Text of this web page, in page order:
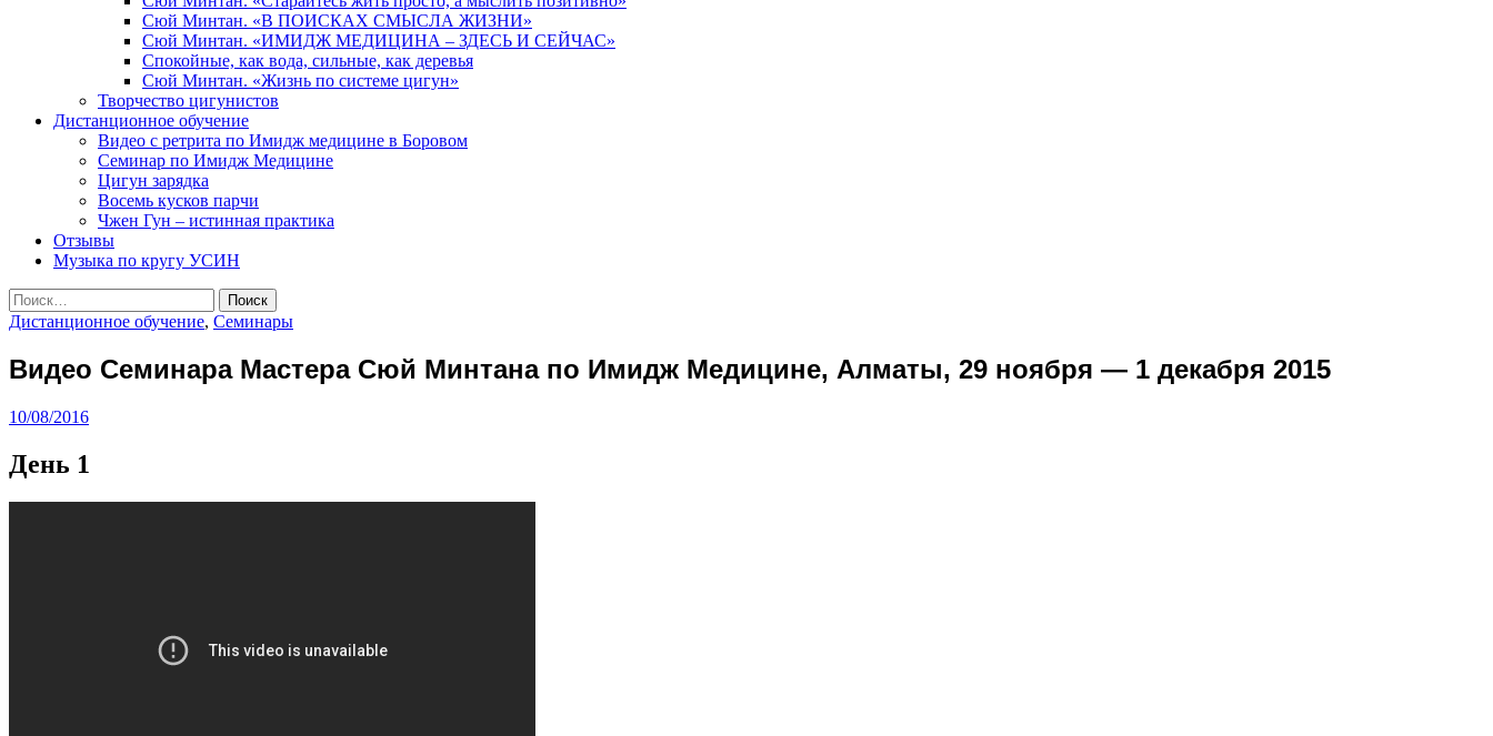
Сюй Минтан. «В ПОИСКАХ СМЫСЛА ЖИЗНИ»
Сюй Минтан. «ИМИДЖ МЕДИЦИНА – ЗДЕСЬ И СЕЙЧАС»
Спокойные, как вода, сильные, как деревья
Сюй Минтан. «Жизнь по системе цигун»
Творчество цигунистов
Дистанционное обучение
Видео с ретрита по Имидж медицине в Боровом
Семинар по Имидж Медицине
Цигун зарядка
Восемь кусков парчи
Чжен Гун – истинная практика
Отзывы
Музыка по кругу УСИН
Найти:
Дистанционное обучение, Семинары
Видео Семинара Мастера Сюй Минтана по Имидж Медицине, Алматы, 29 ноября — 1 декабря 2015
10/08/2016
День 1